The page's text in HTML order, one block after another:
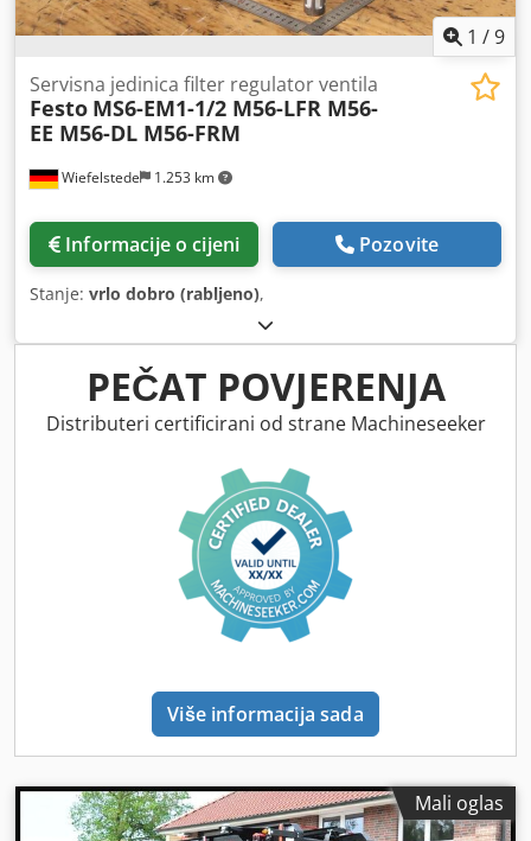
1 /9
Wiefelstede 1.253 km
Servisna jedinica filter regulator ventila
Festo MS6-EM1-1/2 M56-LFR M56-
EE M56-DL M56-FRM
Informacije o cijeni Pozovite
Stanje: vrlo dobro (rabljeno),
PEČAT POVJERENJA
Distributeri certificirani od strane Machineseeker
Više informacija sada
Mali oglas